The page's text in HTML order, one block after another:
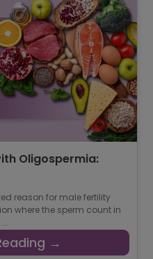
Oligospermia:
reason for male fertility
where the sperm count in
→